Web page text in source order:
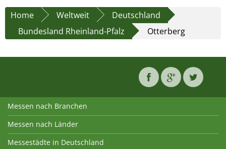
Home
Weltweit
Deutschland
Bundesland Rheinland-Pfalz
Otterberg
Messen nach Branchen
Messen nach Länder
Messestädte in Deutschland